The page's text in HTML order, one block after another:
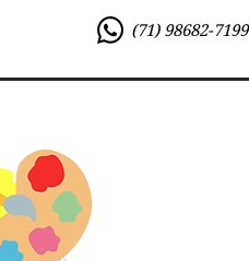
(71) 98682-7199